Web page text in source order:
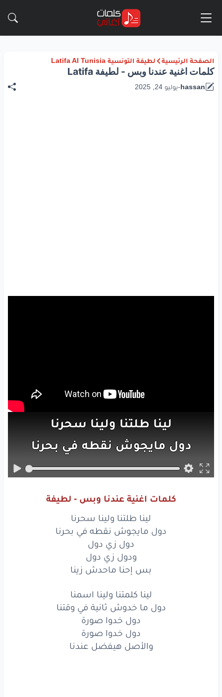
الصفحة الرئيسية لطيفة التونسية Latifa Al Tunisia
كلمات اغنية عندنا وبس - لطيفة Latifa
hassan
-يوليو 24, 2025
لينا طلتنا ولينا سحرنا
دولمايجوش نقطه في بحرنا
دولزيدول
لينا كلمتنا ولينااسمنا
ما خدوشثانية
دولخدواصورة
دولخدواصورة
والأصلهيفضل
عندناوبس،عندناوبس
كلمات اغنية عندنا وبس - لطيفة
لينا طلتنا ولينا سحرنا
دول مايجوش نقطه في بحرنا
دول زي دول
ودول زي دول
بس إحنا ماحدش زينا
لينا كلمتنا ولينا اسمنا
دول ما خدوش ثانية في وقتنا
دول خدوا صورة
دول خدوا صورة
والأصل هيفضل عندنا